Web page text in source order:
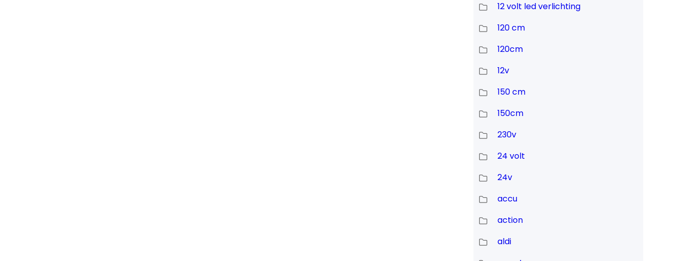
12 volt led verlichting
120 cm
120cm
12v
150 cm
150cm
230v
24 volt
24v
accu
action
aldi